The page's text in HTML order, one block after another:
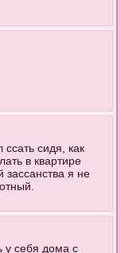
сидя, как
в квартире
зассанства я не
у себя дома с